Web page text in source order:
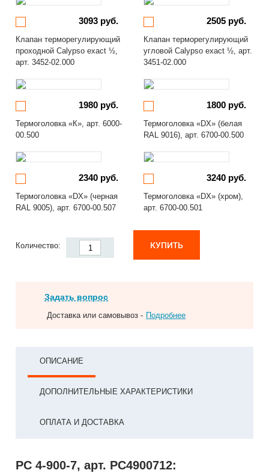
3093 руб.
Клапан терморегулирующий
проходной Calypso exact ½,
арт. 3452-02.000
2505 руб.
Клапан терморегулирующий
угловой Calypso exact ½, арт.
3451-02.000
1980 руб.
Термоголовка «К», арт. 6000-
00.500
1800 руб.
Термоголовка «DX» (белая
RAL 9016), арт. 6700-00.500
2340 руб.
Термоголовка «DX» (черная
RAL 9005), арт. 6700-00.507
3240 руб.
Термоголовка «DX» (хром),
арт. 6700-00.501
Количество: КУПИТЬ
Задать вопрос
Доставка или самовывоз - Подробнее
ОПИСАНИЕ
ДОПОЛНИТЕЛЬНЫЕ ХАРАКТЕРИСТИКИ
ОПЛАТА И ДОСТАВКА
РС 4-900-7, арт. РС4900712: